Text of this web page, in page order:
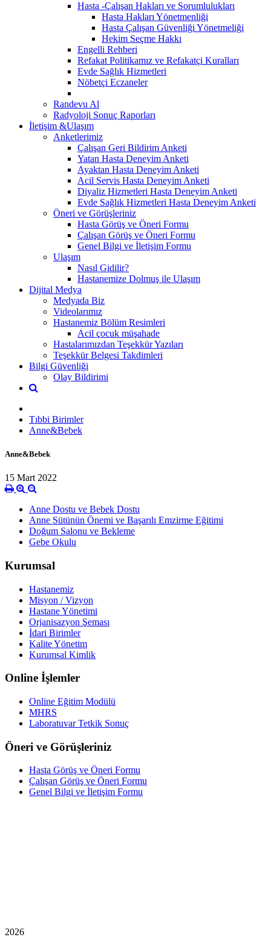
Hasta -Çalışan Hakları ve Sorumlulukları
Hasta Hakları Yönetmenliği
Hasta Çalışan Güvenliği Yönetmeliği
Hekim Seçme Hakkı
Engelli Rehberi
Refakat Politikamız ve Refakatçi Kuralları
Evde Sağlık Hizmetleri
Nöbetçi Eczaneler
Randevu Al
Radyoloji Sonuç Raporları
İletişim &Ulaşım
Anketlerimiz
Çalışan Geri Bildirim Anketi
Yatan Hasta Deneyim Anketi
Ayaktan Hasta Deneyim Anketi
Acil Servis Hasta Deneyim Anketi
Diyaliz Hizmetleri Hasta Deneyim Anketi
Evde Sağlık Hizmetleri Hasta Deneyim Anketi
Öneri ve Görüşleriniz
Hasta Görüş ve Öneri Formu
Çalışan Görüş ve Öneri Formu
Genel Bilgi ve İletişim Formu
Ulaşım
Nasıl Gidilir?
Hastanemize Dolmuş ile Ulaşım
Dijital Medya
Medyada Biz
Videolarımız
Hastanemiz Bölüm Resimleri
Acil çocuk müşahade
Hastalarımızdan Teşekkür Yazıları
Teşekkür Belgesi Takdimleri
Bilgi Güvenliği
Olay Bildirimi
Tıbbi Birimler
Anne&Bebek
Anne&Bebek
15 Mart 2022
Anne Dostu ve Bebek Dostu
Anne Sütünün Önemi ve Başarılı Emzirme Eğitimi
Doğum Salonu ve Bekleme
Gebe Okulu
Kurumsal
Hastanemiz
Misyon / Vizyon
Hastane Yönetimi
Orjanisazyon Şeması
İdari Birimler
Kalite Yönetim
Kurumsal Kimlik
Online İşlemler
Online Eğitim Modülü
MHRS
Laboratuvar Tetkik Sonuç
Öneri ve Görüşleriniz
Hasta Görüş ve Öneri Formu
Çalışan Görüş ve Öneri Formu
Genel Bilgi ve İletişim Formu
2026